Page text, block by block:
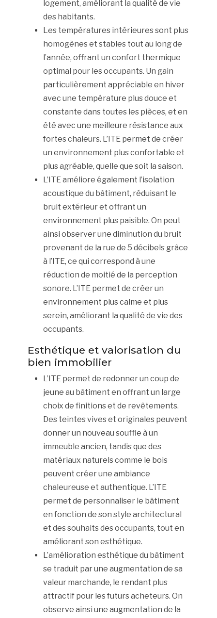
logement, améliorant la qualité de vie
des habitants.
Les températures intérieures sont plus
homogènes et stables tout au long de
l’année, offrant un confort thermique
optimal pour les occupants. Un gain
particulièrement appréciable en hiver
avec une température plus douce et
constante dans toutes les pièces, et en
été avec une meilleure résistance aux
fortes chaleurs. L’ITE permet de créer
un environnement plus confortable et
plus agréable, quelle que soit la saison.
L’ITE améliore également l’isolation
acoustique du bâtiment, réduisant le
bruit extérieur et offrant un
environnement plus paisible. On peut
ainsi observer une diminution du bruit
provenant de la rue de 5 décibels grâce
à l’ITE, ce qui correspond à une
réduction de moitié de la perception
sonore. L’ITE permet de créer un
environnement plus calme et plus
serein, améliorant la qualité de vie des
occupants.
Esthétique et valorisation du
bien immobilier
L’ITE permet de redonner un coup de
jeune au bâtiment en offrant un large
choix de finitions et de revêtements.
Des teintes vives et originales peuvent
donner un nouveau souffle à un
immeuble ancien, tandis que des
matériaux naturels comme le bois
peuvent créer une ambiance
chaleureuse et authentique. L’ITE
permet de personnaliser le bâtiment
en fonction de son style architectural
et des souhaits des occupants, tout en
améliorant son esthétique.
L’amélioration esthétique du bâtiment
se traduit par une augmentation de sa
valeur marchande, le rendant plus
attractif pour les futurs acheteurs. On
observe ainsi une augmentation de la